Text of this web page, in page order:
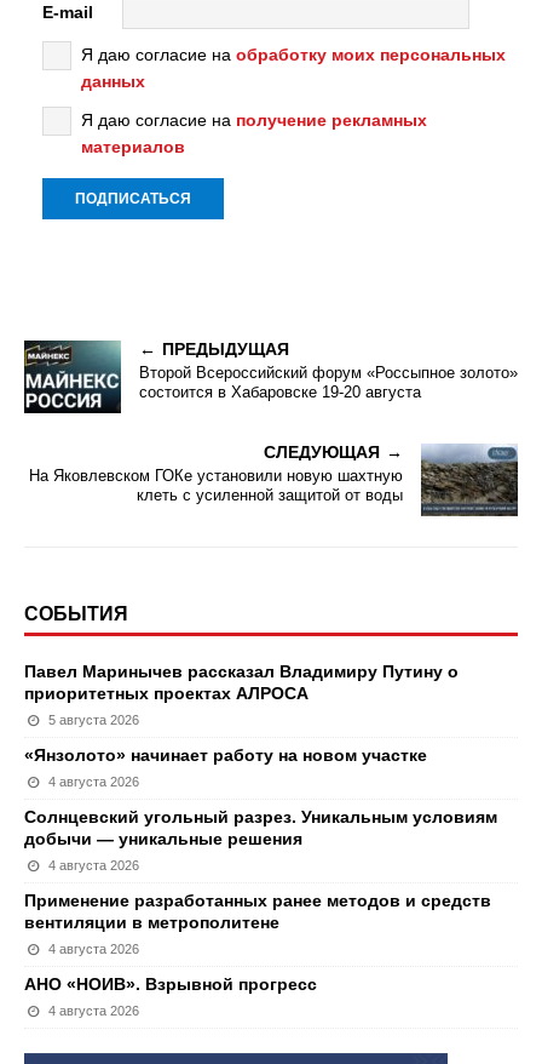
E-mail
Я даю согласие на обработку моих персональных
данных
Я даю согласие на получение рекламных
материалов
ПРЕДЫДУЩАЯ
Второй Всероссийский форум «Россыпное золото»
состоится в Хабаровске 19-20 августа
СЛЕДУЮЩАЯ
На Яковлевском ГОКе установили новую шахтную
клеть с усиленной защитой от воды
СОБЫТИЯ
Павел Маринычев рассказал Владимиру Путину о
приоритетных проектах АЛРОСА
5 августа 2026
«Янзолото» начинает работу на новом участке
4 августа 2026
Солнцевский угольный разрез. Уникальным условиям
добычи — уникальные решения
4 августа 2026
Применение разработанных ранее методов и средств
вентиляции в метрополитене
4 августа 2026
АНО «НОИВ». Взрывной прогресс
4 августа 2026